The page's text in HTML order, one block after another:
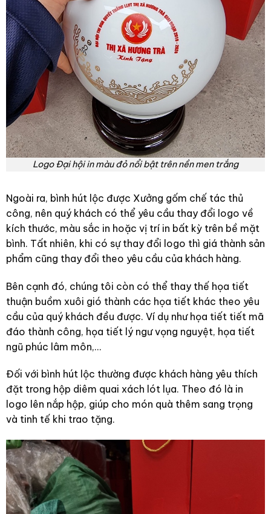
Logo Đại hội in màu đỏ nổi bật trên nền men trắng
Ngoài ra, bình hút lộc được Xưởng gốm chế tác thủ
công, nên quý khách có thể yêu cầu thay đổi logo về
kích thước, màu sắc in hoặc vị trí in bất kỳ trên bề mặt
bình. Tất nhiên, khi có sự thay đổi logo thì giá thành sản
phẩm cũng thay đổi theo yêu cầu của khách hàng.
Bên cạnh đó, chúng tôi còn có thể thay thế họa tiết
thuận buồm xuôi gió thành các họa tiết khác theo yêu
cầu của quý khách đều được. Ví dụ như họa tiết tiết mã
đáo thành công, họa tiết lý ngư vọng nguyệt, họa tiết
ngũ phúc lâm môn,…
Đối với bình hút lộc thường được khách hàng yêu thích
đặt trong hộp diêm quai xách lót lụa. Theo đó là in
logo lên nắp hộp, giúp cho món quà thêm sang trọng
và tinh tế khi trao tặng.